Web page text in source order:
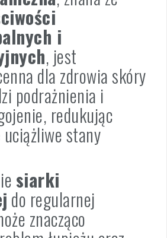
i
, jest
dla zdrowia skóry
podrażnienia i
redukując
stany
siarki
do regularnej
znacząco